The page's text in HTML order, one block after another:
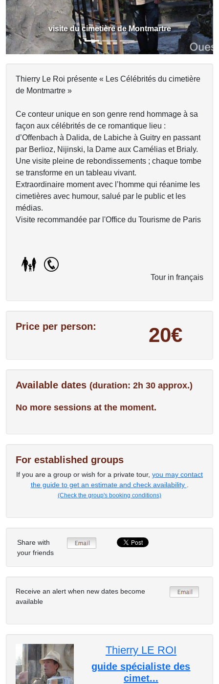
visite du cimetière de Montmartre
Thierry Le Roi présente « Les Célébrités du cimetière
de Montmartre »
Ce conteur unique en son genre rend hommage à sa
façon aux célébrités de ce romantique lieu :
d’Offenbach à Dalida, de Labiche à Guitry en passant
par Berlioz, Nijinski, la Dame aux Camélias et Brialy.
Une visite pleine de rebondissements ; chaque tombe
se transforme en un tableau vivant.
Extraordinaire moment avec l’homme qui réanime les
cimetières avec humour, salué par le public et les
médias.
Visite recommandée par l'Office du Tourisme de Paris
Tour in français
Price per person: 20€
Available dates (duration: 2h 30 approx.)
No more sessions at the moment.
For established groups
If you are a group or wish for a private tour, you may contact
the guide to get an estimate and check availability
(Check the group's booking conditions)
Share with
your friends
Receive an alert when new dates become
available
Thierry LE ROI
guide spécialiste des
cimet...